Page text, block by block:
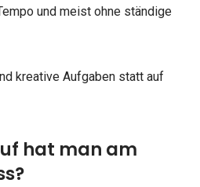
und meist ohne ständige
kreative Aufgaben statt auf
hat man am